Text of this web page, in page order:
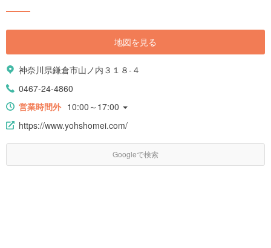
地図を見る
神奈川県鎌倉市山ノ内３１８-４
0467-24-4860
営業時間外 10:00～17:00
https://www.yohshomei.com/
Googleで検索